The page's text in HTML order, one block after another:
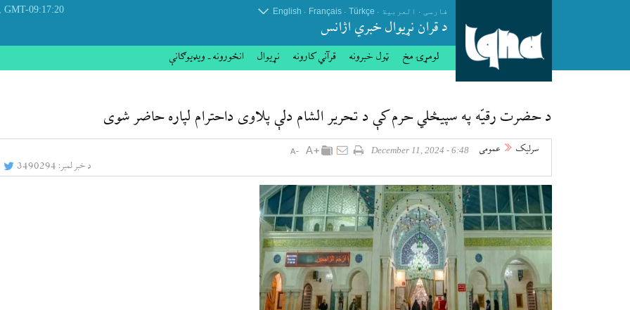
GMT-09:17:20
, Friday 07 August 2026 فارسی . العربیة .
Türkçe
.
Français
.
English
د قران نړيوال خبري اژانس
لومړۍ مخ ټول خبرونه قرآني کارونه نړيوال انځورونه ـ ویډیوګانې
د حضرت رقیّه په سپيڅلي حرم کې د تحریر الشام دلې پلاوی داحترام لپاره حاضر شوی
سرلیک عمومی 6:48 - December 11, 2024
د خبر لمبر: 3490294